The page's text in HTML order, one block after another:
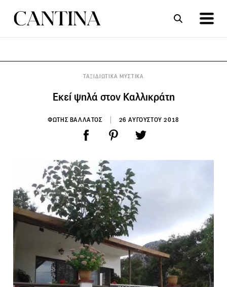
ΤΑΞΙΔΙΩΤΙΚΑ ΜΥΣΤΙΚΑ
Εκεί ψηλά στον Καλλικράτη
ΦΩΤΗΣ ΒΑΛΛΑΤΟΣ 26 ΑΥΓΟΥΣΤΟΥ 2018